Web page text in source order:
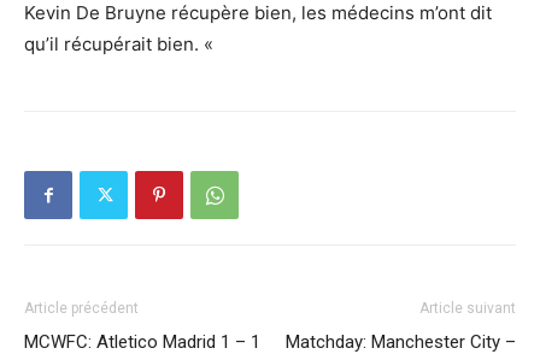
Kevin De Bruyne récupère bien, les médecins m’ont dit
qu’il récupérait bien. «
Article précédent
MCWFC: Atletico Madrid 1 – 1
Article suivant
Matchday: Manchester City –